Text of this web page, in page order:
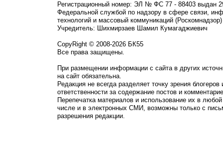
Регистрационный номер: ЭЛ № ФС 77 - 88403 выдан
Федеральной службой по надзору в сфере связи,
технологий и массовый коммуникаций (Роскомнадзор)
Учредитель: Шихмирзаев Шамил Кумагаджиевич
CopyRight © 2008-2026 БК55
Все права защищены.
При размещении информации с сайта в других
на сайт обязательна.
Редакция не всегда разделяет точку зрения блогеров
ответственности за содержание постов и
Перепечатка материалов и использование их в
числе и в электронных СМИ, возможны только с
разрешения редакции.